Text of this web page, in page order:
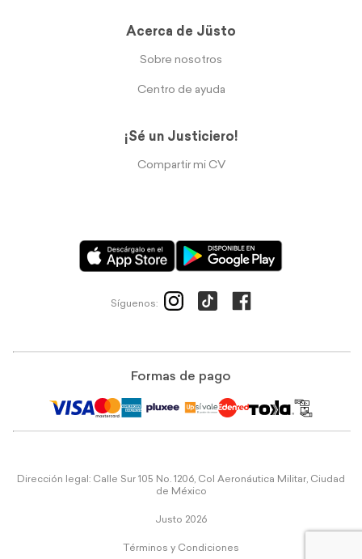
Acerca de Jüsto
Sobre nosotros
Centro de ayuda
¡Sé un Justiciero!
Compartir mi CV
Síguenos:
Formas de pago
Dirección legal: Calle Sur 105 No. 1206, Col Aeronáutica Militar, Ciudad
de México
Justo 2026
Términos y Condiciones